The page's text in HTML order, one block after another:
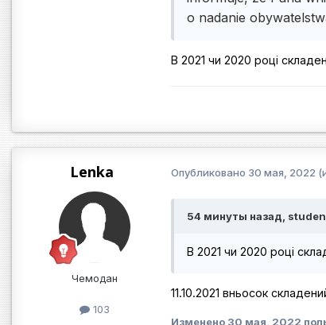
o nadanie
В 2021 чи 2020 році
Lenka
Чемодан
103
Опубликовано 30 мая, 2022
54 минуты назад,
В 2021 чи 2020 році
11.10.2021 вньосок
Изменено 30 мая, 2022